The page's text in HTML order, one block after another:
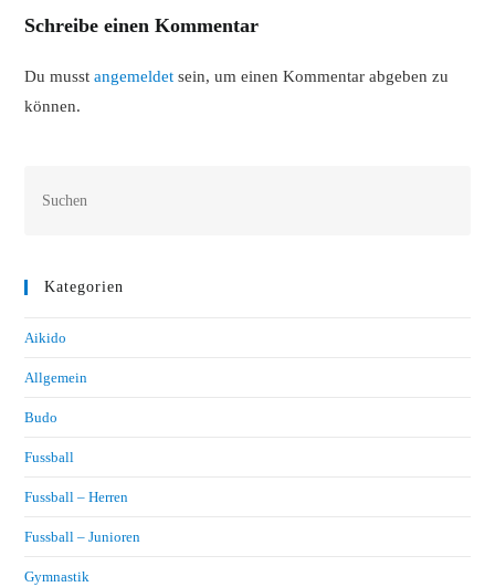
Schreibe einen Kommentar
Du musstangemeldet sein, um einen Kommentar abgeben zu
können.
Kategorien
Aikido
Allgemein
Budo
Fussball
Fussball – Herren
Fussball – Junioren
Gymnastik